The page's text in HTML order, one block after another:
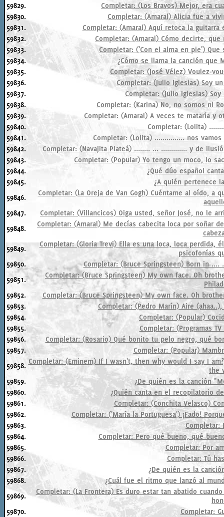
59829.
Completar: (Los Bravos) Mejor, era
59830.
Completar: (Amaral) Alicia fue a
59831.
Completar: (Amaral) Aquí retoca la
59832.
Completar: (Amaral) Cómo decirte,
59833.
Completar: ('Con el alma en pie')
59834.
¿Cómo se llama la canción que
59835.
Completar: (José Vélez) Voulez-
59836.
Completar: (Julio Iglesias) Soy
59837.
Completar: (Julio Iglesias)
59838.
Completar: (Karina) No, no somos ni
59839.
Completar: (Amaral) A veces te mataría y
59840.
Completar: (Lolita)
59841.
Completar: (Lolita) ............... nos
59842.
Completar: (Navajita Plateá) ........ ... ............. y de
59843.
Completar: (Popular) Yo tengo un moco, lo
59844.
¿Qué dúo español
59845.
¿A quién pertenece
59846.
Completar: (La Oreja de Van Gogh) Cuéntame al oído,
59847.
Completar: (Villancicos) Oiga usted, señor José, no le
59848.
Completar: (Amaral) Me decías cabecita loca por soñar
59849.
Completar: (Gloria Trevi) Ella es una loca, loca perdida,
psicofonías
59850.
Completar: (Bruce Springsteen) Born in
59851.
Completar: (Bruce Springsteen) My own face. Oh
59852.
Completar: (Bruce Springsteen) My own face. Oh
59853.
Completar: (Pedro Marín) Aire
59854.
Completar: (Popular)
59855.
Completar: (Programas
59856.
Completar: (Rosario) Qué bonito tu pelo negro, qué
59857.
Completar: (Popular)
59858. Completar: (Eminem) If I wasn't, then why would I say I
the
59859.
¿De quién es la canción
59860.
¿Quién canta en el recopilatorio
59861.
Completar: (Conchita Velasco)
59862.
Completar: ('María la Portuguesa') ¡Fado!
59863.
Completar:
59864.
Completar: Pero qué bueno, qué
59865.
Completar: Por
59866.
Completar: Tú
59867.
¿De quién es la
59868.
¿Cuál fue el ritmo que lanzó al
59869.
Completar: (La Frontera) Es duro estar tan abatido
59870.
Completar: